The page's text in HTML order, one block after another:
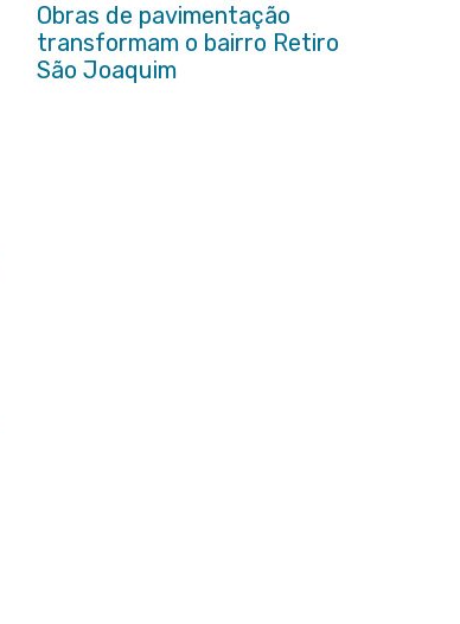
Obras de pavimentação
transformam o bairro Retiro
São Joaquim